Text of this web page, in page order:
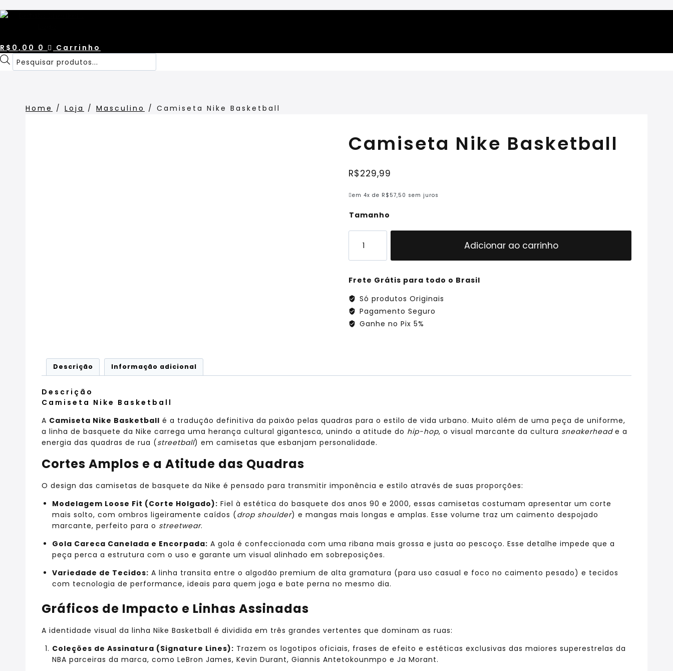
para
R$ 0,00 0
Carrinho
Pesquisar
produtos
Home / Loja / Masculino / Camiseta Nike Basketball
Camiseta Nike Basketball
R$229,99
em 4x de R$ 57,50 sem juros
Tamanho
Nike
Basketball
Adicionar ao carrinho
Frete Grátis para todo o Brasil
Só produtos Originais
Pagamento Seguro
Ganhe no Pix 5%
Descrição Informação adicional
Descrição
Camiseta Nike Basketball
A Camiseta Nike Basketball é a tradução definitiva da paixão pelas quadras para o estilo de vida urbano. Muito além de uma peça de uniforme,
a linha de basquete da Nike carrega uma herança cultural gigantesca, unindo a atitude do hip-hop, o visual marcante da cultura sneakerheade a
energia das quadras de rua (streetball) em camisetas que esbanjam personalidade.
Cortes Amplos e a Atitude das Quadras
O design das camisetas de basquete da Nike é pensado para transmitir imponência e estilo através de suas proporções:
Modelagem Loose Fit (Corte Holgado): Fiel à estética do basquete dos anos 90 e 2000, essas camisetas costumam apresentar um corte
mais solto, com ombros ligeiramente caídos (drop shoulder) e mangas mais longas e amplas. Esse volume traz um caimento despojado
marcante, perfeito para o streetwear.
Gola Careca Canelada e Encorpada: A gola é confeccionada com uma ribana mais grossa e justa ao pescoço. Esse detalhe impede que a
peça perca a estrutura com o uso e garante um visual alinhado em sobreposições.
Variedade de Tecidos: A linha transita entre o algodão premium de alta gramatura (para uso casual e foco no caimento pesado) e tecidos
com tecnologia de performance, ideais para quem joga e bate perna no mesmo dia.
Gráficos de Impacto e Linhas Assinadas
A identidade visual da linha Nike Basketball é dividida em três grandes vertentes que dominam as ruas:
Coleções de Assinatura (Signature Lines): Trazem os logotipos oficiais, frases de efeito e estéticas exclusivas das maiores superestrelas da
NBA parceiras da marca, como LeBron James, Kevin Durant, Giannis Antetokounmpo e Ja Morant.